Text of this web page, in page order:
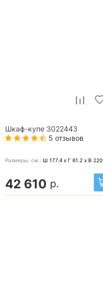
Шкаф-купе 3022443
5 отзывов
Размеры, cм.: Ш 177.4 x Г 61.2 x В 220
42 610 р.